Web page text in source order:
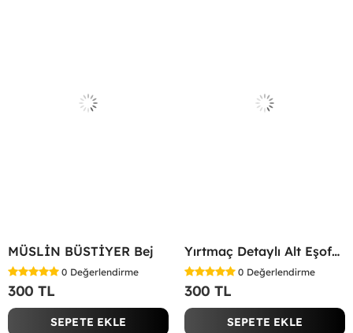
MÜSLİN BÜSTİYER Bej
0 Değerlendirme
300 TL
SEPETE EKLE
Yırtmaç Detaylı Alt Eşofman Altı Gri
0 Değerlendirme
300 TL
SEPETE EKLE